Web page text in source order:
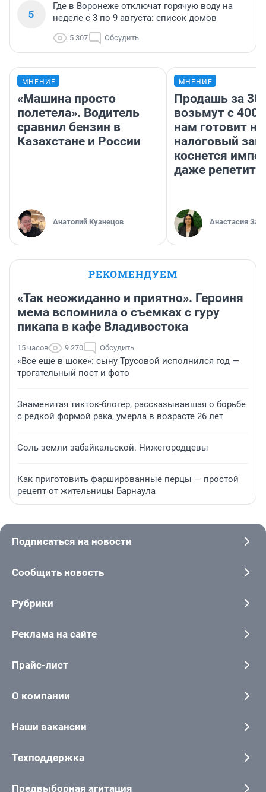
5
Где в Воронеже отключат горячую воду на
неделе с 3 по 9 августа: список домов
5 307 Обсудить
МНЕНИЕ
«Машина просто
полетела». Водитель
сравнил бензин в
Казахстане и России
Анатолий Кузнецов
МНЕНИЕ
Продашь за
возьмут с
нам готовит
налоговый
коснется
даже
Анастасия
РЕКОМЕНДУЕМ
«Так неожиданно и приятно». Героиня
мема вспомнила о съемках с гуру
пикапа в кафе Владивостока
15 часов 9 270 Обсудить
«Все еще в шоке»: сыну Трусовой исполнился год —
трогательный пост и фото
Знаменитая тикток-блогер, рассказывавшая о борьбе
с редкой формой рака, умерла в возрасте 26 лет
Соль земли забайкальской. Нижегородцевы
Как приготовить фаршированные перцы — простой
рецепт от жительницы Барнаула
Подписаться на новости
Сообщить новость
Рубрики
Реклама на сайте
Прайс-лист
О компании
Наши вакансии
Техподдержка
Предвыборная агитация